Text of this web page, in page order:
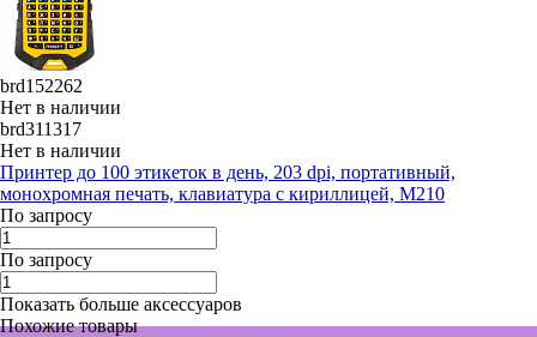
brd152262
Нет в наличии
brd311317
Нет в наличии
Принтер до 100 этикеток в день, 203 dpi, портативный,
монохромная печать, клавиатура с кириллицей, М210
По запросу
По запросу
Показать больше аксессуаров
Похожие товары